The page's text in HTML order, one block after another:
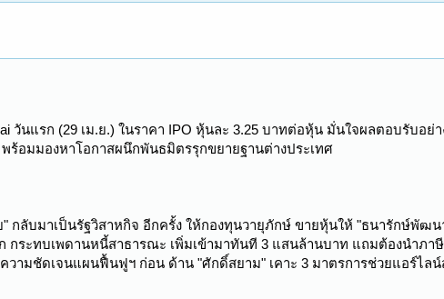
วันแรก (29 เม.ย.) ในราคา IPO หุ้นละ 3.25 บาทต่อหุ้น มั่นใจผลตอบรับอย่
อมมองหาโอกาสผนึกพันธมิตรรุกขยายฐานต่างประเทศ
" กลับมาเป็นรัฐวิสาหกิจ อีกครั้ง ให้กองทุนวายุภักษ์ ขายหุ้นให้ "ธนารักษ์พัฒ
ระทบเพดานหนี้สาธารณะ เพิ่มเข้ามาทันที 3 แสนล้านบาท แถมต้องนำภา
ามชัดเจนแผนฟื้นฟูฯ ก่อน ด้าน "ศักดิ์สยาม" เคาะ 3 มาตรการช่วยแอร์ไล